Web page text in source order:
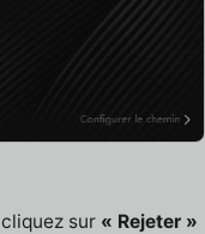
sur « Rejeter »